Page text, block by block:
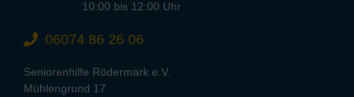
10:00 bis 12:00 Uhr
06074 86 26 06
Seniorenhilfe Rödermark e.V.
Mühlengrund 17